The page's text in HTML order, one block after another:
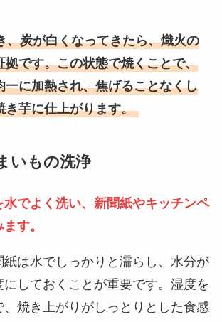
、炭が白くなってきたら、熾火の
拠です。この状態で焼くことで、
一に加熱され、焦げることなくし
き芋に仕上がります。
いもの洗浄
水でよく洗い、新聞紙やキッチンペ
す。
紙は水でしっかりと濡らし、水分が
にしておくことが重要です。湿度を
、焼き上がりがしっとりとした食感